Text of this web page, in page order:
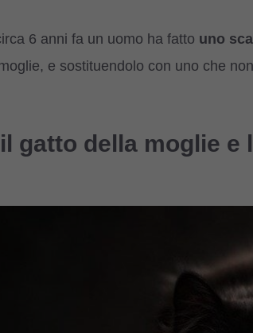
6 anni fa un uomo ha fatto uno
e sostituendolo con uno che
gatto della moglie